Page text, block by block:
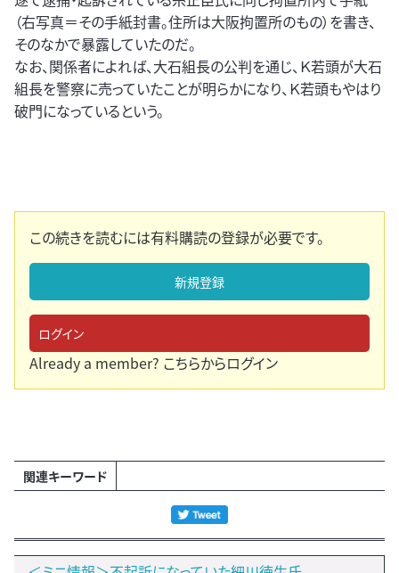
（右写真＝その手紙封書。住所は大阪拘置所のもの）を書き、
そのなかで暴露していたのだ。
なお、関係者によれば、大石組長の公判を通じ、Ｋ若頭が大石
組長を警察に売っていたことが明らかになり、Ｋ若頭もやはり
破門になっているという。
この続きを読むには有料購読の登録が必要です。
新規登録
ログイン
Already a member? こちらからログイン
関連キーワード